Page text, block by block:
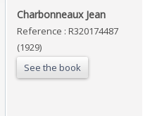
‎Charbonneaux Jean‎
Reference : R320174487
(1929)
See the book